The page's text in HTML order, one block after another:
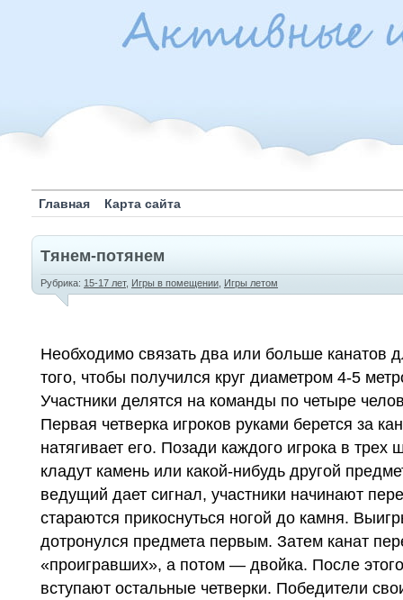
Главная Карта сайта
Тянем-потянем
Рубрика: 15-17 лет, Игры в помещении Игры летом
Необходимо связать два или больше канатов
того, чтобы получился круг диаметром 4-5
Участники делятся на команды по четыре
Первая четверка игроков руками берется за
натягивает его. Позади каждого игрока в трех
кладут камень или какой-нибудь другой
ведущий дает сигнал, участники начинают
стараются прикоснуться ногой до камня.
дотронулся предмета первым. Затем канат
«проигравших», а потом — двойка. После
вступают остальные четверки. Победители